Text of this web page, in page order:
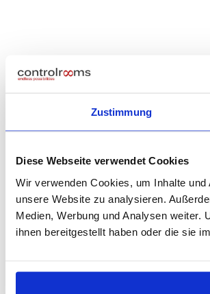
Zustimmung
Diese Webseite verwendet Cookies
Wir verwenden Cookies, um Inhalte
unsere Website zu analysieren.
Medien, Werbung und Analysen weiter.
ihnen bereitgestellt haben oder die sie